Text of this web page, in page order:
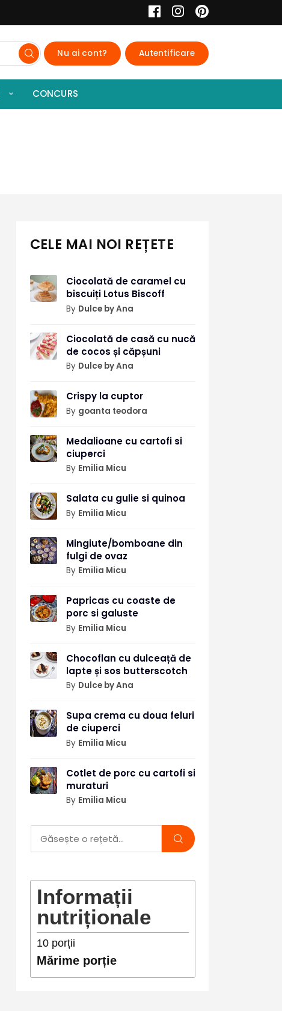
Nu ai cont? Autentificare
CONCURS
CELE MAI NOI REȚETE
Ciocolată de caramel cu
biscuiți Lotus Biscoff
By Dulce by Ana
Ciocolată de casă cu nucă
de cocos și căpșuni
By Dulce by Ana
Crispy la cuptor
By goanta teodora
Medalioane cu cartofi si
ciuperci
By Emilia Micu
Salata cu gulie si quinoa
By Emilia Micu
Mingiute/bomboane din
fulgi de ovaz
By Emilia Micu
Papricas cu coaste de
porc si galuste
By Emilia Micu
Chocoflan cu dulceață de
lapte și sos butterscotch
By Dulce by Ana
Supa crema cu doua feluri
de ciuperci
By Emilia Micu
Cotlet de porc cu cartofi si
muraturi
By Emilia Micu
Informații
nutriționale
10porții
Mărime porție